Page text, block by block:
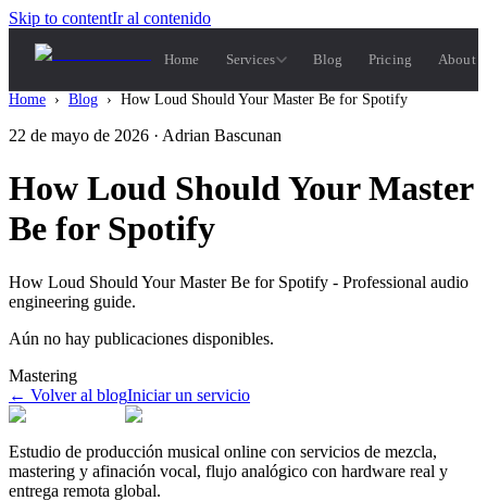
Skip to contentIr al contenido
Home Services Blog Pricing About
Home › Blog › How Loud Should Your Master Be for Spotify
22 de mayo de 2026 · Adrian Bascunan
How Loud Should Your Master
Be for Spotify
How Loud Should Your Master Be for Spotify - Professional audio
engineering guide.
Aún no hay publicaciones disponibles.
Mastering
← Volver al blogIniciar un servicio
Estudio de producción musical online con servicios de mezcla,
mastering y afinación vocal, flujo analógico con hardware real y
entrega remota global.